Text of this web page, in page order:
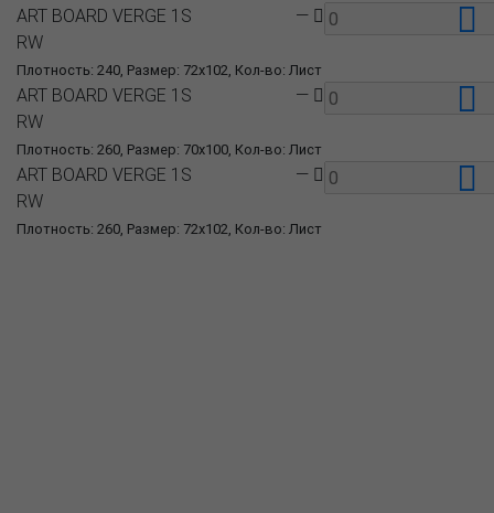
Плотность: 240, Размер: 72x102, Кол-во: Лист
ART BOARD VERGE 1S
RW
—
Плотность: 260, Размер: 70x100, Кол-во: Лист
ART BOARD VERGE 1S
RW
—
Плотность: 260, Размер: 72x102, Кол-во: Лист
ART BOARD VERGE 1S
RW
—